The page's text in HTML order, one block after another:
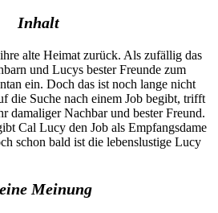
Inhalt
alte Heimat zurück. Als zufällig das
und Lucys bester Freunde zum
ein. Doch das ist noch lange nicht
die Suche nach einem Job begibt, trifft
damaliger Nachbar und bester Freund.
Cal Lucy den Job als Empfangsdame
schon bald ist die lebenslustige Lucy
Meinung